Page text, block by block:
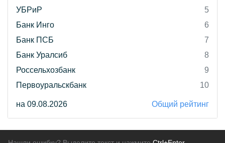
УБРиР
5
Банк Инго
6
Банк ПСБ
7
Банк Уралсиб
8
Россельхозбанк
9
Первоуральскбанк
10
на 09.08.2026 Общий рейтинг